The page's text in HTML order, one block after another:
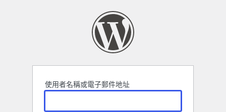
使用者名稱或電子郵件地址